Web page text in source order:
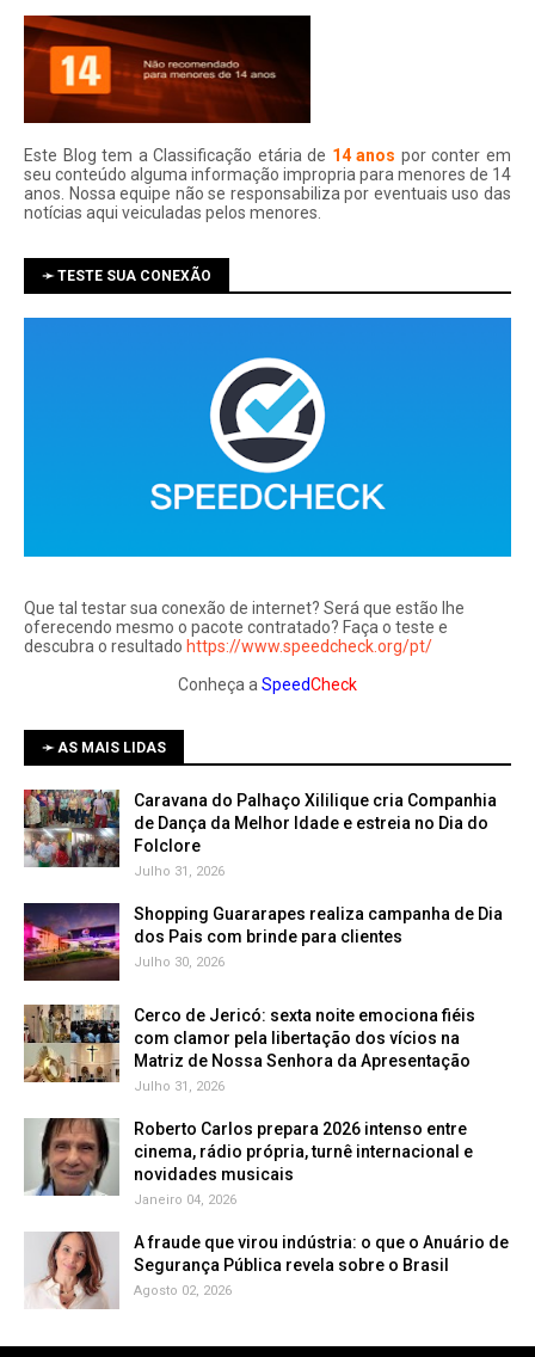
Este Blog tem a Classificação etária de 14 anos por conter em
seu conteúdo alguma informação impropria para menores de 14
anos. Nossa equipe não se responsabiliza por eventuais uso das
notí­cias aqui veiculadas pelos menores.
➛ TESTE SUA CONEXÃO
Que tal testar sua conexão de internet? Será que estão lhe
oferecendo mesmo o pacote contratado? Faça o teste e
descubra o resultado https://www.speedcheck.org/pt/
Conheça a SpeedCheck
➛ AS MAIS LIDAS
Caravana do Palhaço Xililique cria Companhia
de Dança da Melhor Idade e estreia no Dia do
Folclore
Julho 31, 2026
Shopping Guararapes realiza campanha de Dia
dos Pais com brinde para clientes
Julho 30, 2026
Cerco de Jericó: sexta noite emociona fiéis
com clamor pela libertação dos vícios na
Matriz de Nossa Senhora da Apresentação
Julho 31, 2026
Roberto Carlos prepara 2026 intenso entre
cinema, rádio própria, turnê internacional e
novidades musicais
Janeiro 04, 2026
A fraude que virou indústria: o que o Anuário de
Segurança Pública revela sobre o Brasil
Agosto 02, 2026